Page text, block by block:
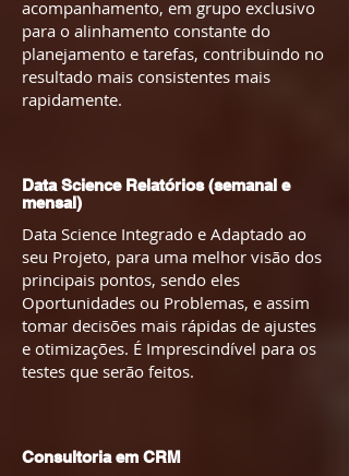
acompanhamento, em grupo exclusivo
para o alinhamento constante do
planejamento e tarefas, contribuindo no
resultado mais consistentes mais
rapidamente.
Data ScienceRelatórios (semanal e
mensal)
Data Science Integrado e Adaptado ao
seu Projeto, para uma melhor visão dos
principais pontos, sendo eles
Oportunidades ou Problemas, e assim
tomar decisões mais rápidas de ajustes
e otimizações. É Imprescindível para os
testes que serão feitos.
Consultoria em CRM